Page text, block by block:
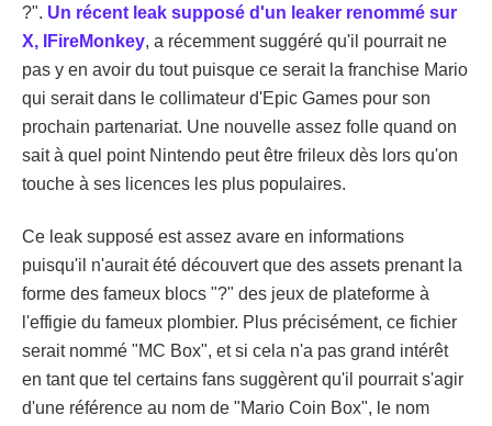
?". Un récent leak supposé d'un leaker renommé sur
X, IFireMonkey, a récemment suggéré qu'il pourrait ne
pas y en avoir du tout puisque ce serait la franchise Mario
qui serait dans le collimateur d'Epic Games pour son
prochain partenariat. Une nouvelle assez folle quand on
sait à quel point Nintendo peut être frileux dès lors qu'on
touche à ses licences les plus populaires.
Ce leak supposé est assez avare en informations
puisqu'il n'aurait été découvert que des assets prenant la
forme des fameux blocs "?" des jeux de plateforme à
l'effigie du fameux plombier. Plus précisément, ce fichier
serait nommé "MC Box", et si cela n'a pas grand intérêt
en tant que tel certains fans suggèrent qu'il pourrait s'agir
d'une référence au nom de "Mario Coin Box", le nom